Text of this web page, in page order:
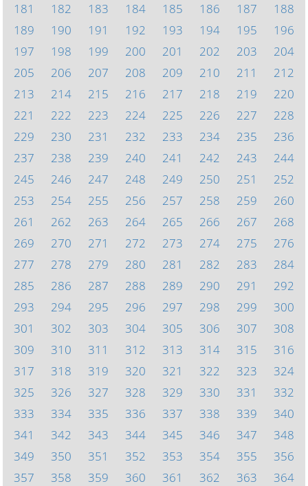
181
182 183 184 185 186 187
188
189
190 191 192 193 194 195
196
197
198 199 200 201 202 203
204
205
206 207 208 209 210 211
212
213
214 215 216 217 218 219
220
221
222 223 224 225 226 227
228
229
230 231 232 233 234 235
236
237
238 239 240 241 242 243
244
245
246 247 248 249 250 251
252
253
254 255 256 257 258 259
260
261
262 263 264 265 266 267
268
269
270 271 272 273 274 275
276
277
278 279 280 281 282 283
284
285
286 287 288 289 290 291
292
293
294 295 296 297 298 299
300
301
302 303 304 305 306 307
308
309
310 311 312 313 314 315
316
317
318 319 320 321 322 323
324
325
326 327 328 329 330 331
332
333
334 335 336 337 338 339
340
341
342 343 344 345 346 347
348
349
350 351 352 353 354 355
356
357
358 359 360 361 362 363 364